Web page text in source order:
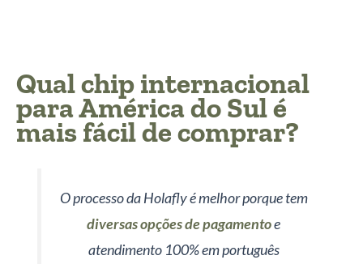
Qual chip internacional
para América do Sul é
mais fácil de comprar?
O processo da Holafly é melhor porque tem
diversas opções de pagamentoe
atendimento 100% em português